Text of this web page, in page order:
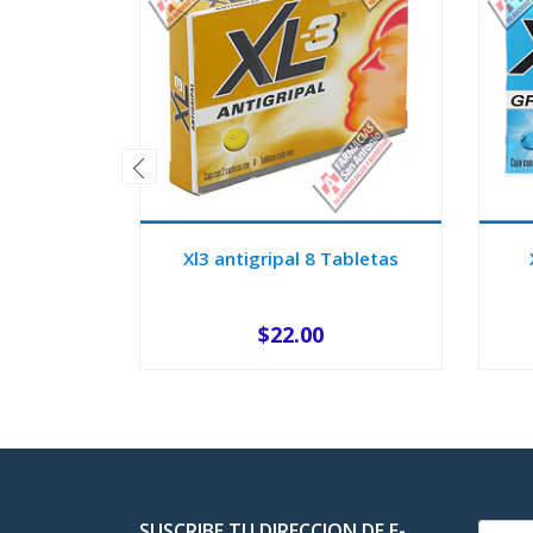
Xl3 antigripal 8 Tabletas
+
$22.00